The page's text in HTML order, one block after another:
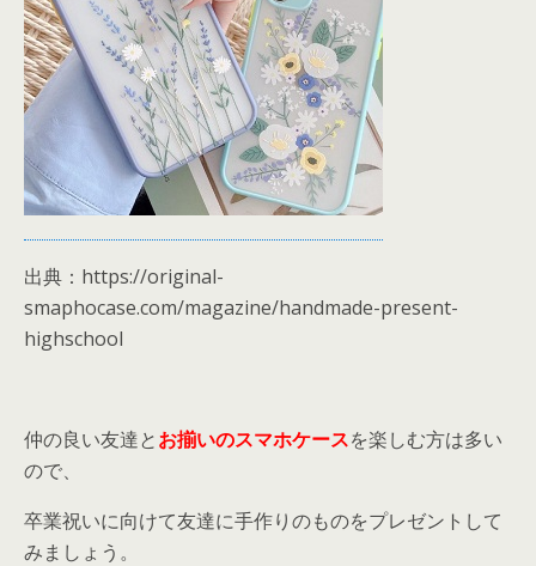
出典：https://original-
smaphocase.com/magazine/handmade-present-
highschool
仲の良い友達とお揃いのスマホケースを楽しむ方は多い
ので、
卒業祝いに向けて友達に手作りのものをプレゼントして
みましょう。